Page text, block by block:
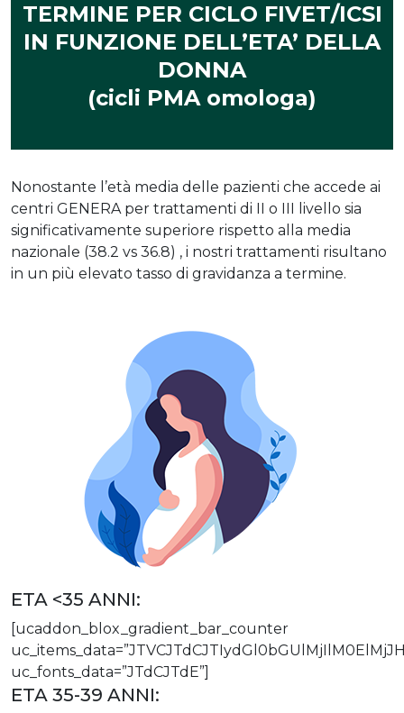
TERMINE PER CICLO FIVET/ICSI
IN FUNZIONE DELL’ETA’ DELLA
DONNA
(cicli PMA omologa)
Nonostante l’età media delle pazienti che accede ai
centri GENERA per trattamenti di II o III livello sia
significativamente superiore rispetto alla media
nazionale (38.2 vs 36.8) , i nostri trattamenti risultano
in un più elevato tasso di gravidanza a termine.
ETA <35 ANNI:
[ucaddon_blox_gradient_bar_counter
uc_fonts_data=”JTdCJTdE”]
ETA 35-39 ANNI: